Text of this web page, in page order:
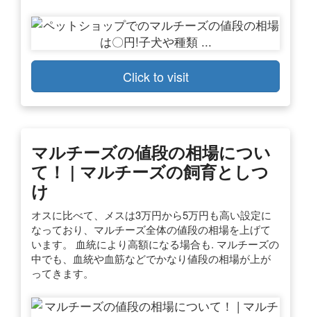
Click to visit
マルチーズの値段の相場につい
て！ | マルチーズの飼育としつ
け
オスに比べて、メスは3万円から5万円も高い設定に
なっており、マルチーズ全体の値段の相場を上げて
います。 血統により高額になる場合も. マルチーズの
中でも、血統や血筋などでかなり値段の相場が上が
ってきます。